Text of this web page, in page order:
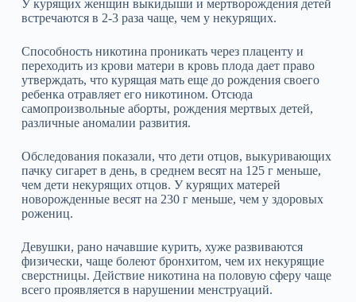
У курящих женщин выкидыши и мертворождения детей
встречаются в 2‑3 раза чаще, чем у некурящих.
Способность никотина проникать через плаценту и
переходить из крови матери в кровь плода дает право
утверждать, что курящая мать еще до рождения своего
ребенка отравляет его никотином. Отсюда
самопроизвольные аборты, рождения мертвых детей,
различные аномалии развития.
Обследования показали, что дети отцов, выкуривающих
пачку сигарет в день, в среднем весят на 125 г меньше,
чем дети некурящих отцов. У курящих матерей
новорожденные весят на 230 г меньше, чем у здоровых
рожениц.
Девушки, рано начавшие курить, хуже развиваются
физически, чаще болеют бронхитом, чем их некурящие
сверстницы. Действие никотина на половую сферу чаще
всего проявляется в нарушении менструаций.